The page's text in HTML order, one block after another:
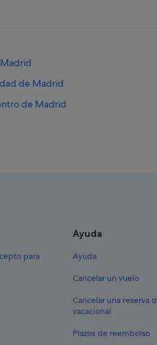
de Madrid
de Madrid
Centro de Madrid
para
Ayuda
Ayuda
Cancelar un vuelo
Cancelar una reserva
vacacional
Plazos de reembolso